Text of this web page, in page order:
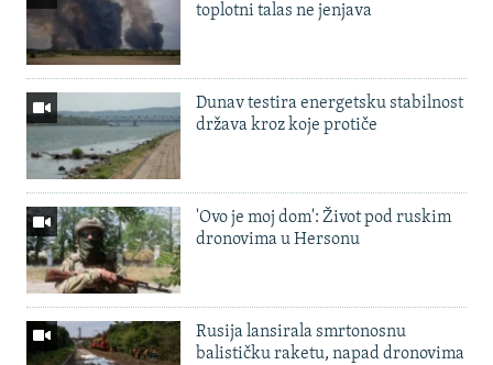
toplotni talas ne jenjava
Dunav testira energetsku stabilnost
država kroz koje protiče
'Ovo je moj dom': Život pod ruskim
dronovima u Hersonu
Rusija lansirala smrtonosnu
balističku raketu, napad dronovima